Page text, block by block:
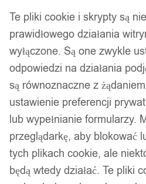
/ 3
Te pliki cookie i skrypty są
prawidłowego działania
wyłączone. Są one zwykle
odpowiedzi na działania
są równoznaczne z
ustawienie preferencji
lub wypełnianie formularzy.
przeglądarkę, aby blokować
tych plikach cookie, ale
będą wtedy działać. Te pliki